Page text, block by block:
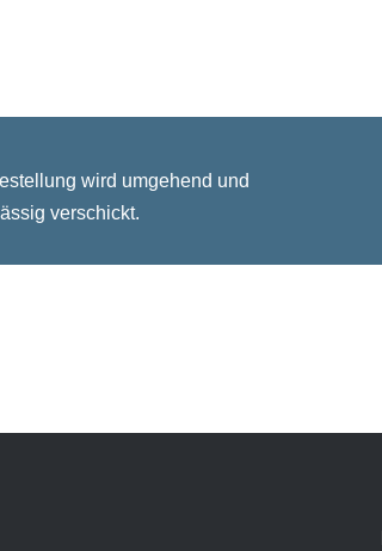
wird umgehend und
verschickt.